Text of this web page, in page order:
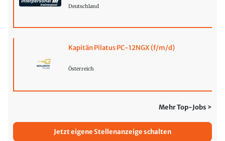
Deutschland
Kapitän Pilatus PC-12NGX (f/m/d)
Österreich
Mehr Top-Jobs >
Jetzt eigene Stellenanzeige schalten